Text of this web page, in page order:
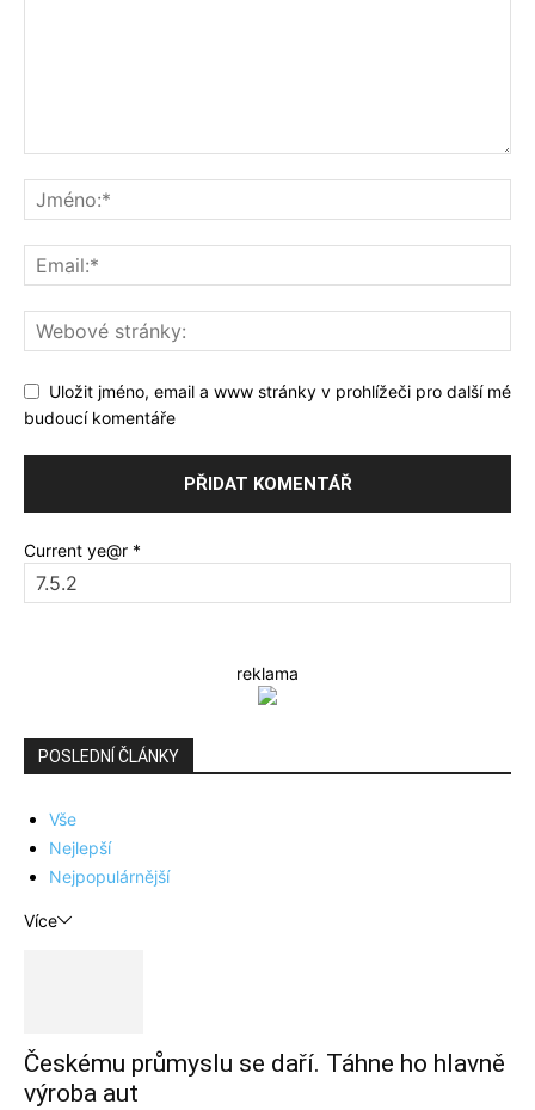
Uložit jméno, email a www stránky v prohlížeči pro další mé
budoucí komentáře
Current ye@r *
reklama
POSLEDNÍ ČLÁNKY
Vše
Nejlepší
Nejpopulárnější
Více
Českému průmyslu se daří. Táhne ho hlavně
výroba aut